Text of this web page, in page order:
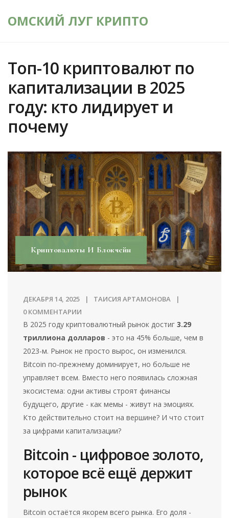
ОМСКИЙ ЛУГ КРИПТО
Топ-10 криптовалют по
капитализации в 2025
году: кто лидирует и
почему
Криптовалюты И Блокчейн
ДЕКАБРЯ 14, 2025
ТАИСИЯ АРТАМОНОВА
0 КОММЕНТАРИИ
В 2025 году криптовалютный рынок достиг3.29
триллиона долларов - это на 45% больше, чем в
2023-м. Рынок не просто вырос, он изменился.
Bitcoin по-прежнему доминирует, но больше не
управляет всем. Вместо него появилась сложная
экосистема: одни активы строят финансы
будущего, другие - как мемы - живут на эмоциях.
Кто действительно стоит на вершине? И что стоит
за цифрами капитализации?
Bitcoin - цифровое золото,
которое всё ещё держит
рынок
Bitcoin остаётся якорем всего рынка. Его доля -